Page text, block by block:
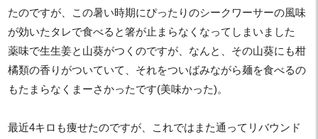
たのですが、この暑い時期にぴったりのシークワーサーの風味
が効いたタレで食べると箸が止まらなくなってしまいました
薬味で生生姜と山葵がつくのですが、なんと、その山葵にも柑
橘類の香りがついていて、それをついばみながら麺を食べるの
もたまらなくまーさかったです(美味かった)。
最近4キロも痩せたのですが、これではまた通ってリバウンド